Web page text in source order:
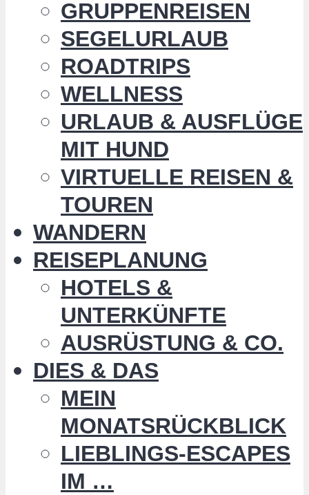
GRUPPENREISEN
SEGELURLAUB
ROADTRIPS
WELLNESS
URLAUB & AUSFLÜGE
MIT HUND
VIRTUELLE REISEN &
TOUREN
WANDERN
REISEPLANUNG
HOTELS &
UNTERKÜNFTE
AUSRÜSTUNG & CO.
DIES & DAS
MEIN
MONATSRÜCKBLICK
LIEBLINGS-ESCAPES
IM …